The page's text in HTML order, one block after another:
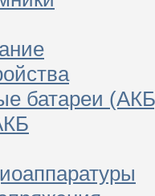
батареи